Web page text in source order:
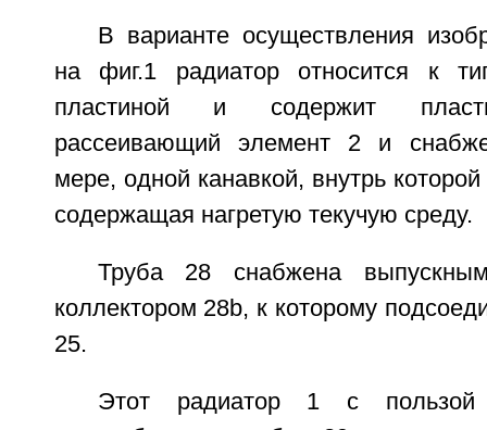
В варианте осуществления
на фиг.1 радиатор относится к
пластиной и содержит
рассеивающий элемент 2 и
мере, одной канавкой, внутрь
содержащая нагретую текучую среду.
Труба 28 снабжена
коллектором 28b, к которому
25.
Этот радиатор 1 с пользой